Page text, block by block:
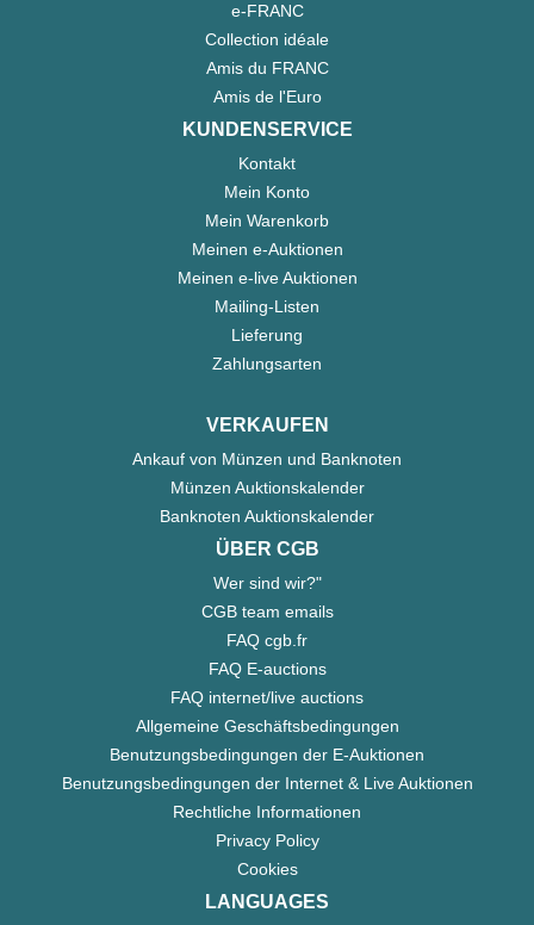
e-FRANC
Collection idéale
Amis du FRANC
Amis de l'Euro
KUNDENSERVICE
Kontakt
Mein Konto
Mein Warenkorb
Meinen e-Auktionen
Meinen e-live Auktionen
Mailing-Listen
Lieferung
Zahlungsarten
VERKAUFEN
Ankauf von Münzen und Banknoten
Münzen Auktionskalender
Banknoten Auktionskalender
ÜBER CGB
Wer sind wir?"
CGB team emails
FAQ cgb.fr
FAQ E-auctions
FAQ internet/live auctions
Allgemeine Geschäftsbedingungen
Benutzungsbedingungen der E-Auktionen
Benutzungsbedingungen der Internet & Live Auktionen
Rechtliche Informationen
Privacy Policy
Cookies
LANGUAGES